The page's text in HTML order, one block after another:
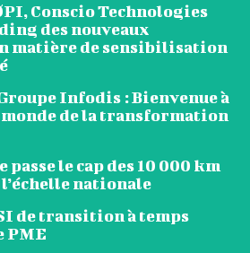
Conscio Technologies
des nouveaux
matière de sensibilisation
Infodis : Bienvenue à
monde de la transformation
le cap des 10 000 km
nationale
de transition à temps
PME